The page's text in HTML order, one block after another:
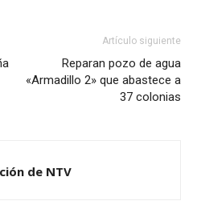
Artículo siguiente
Reparan pozo de agua
«Armadillo 2» que abastece a
37 colonias
de NTV